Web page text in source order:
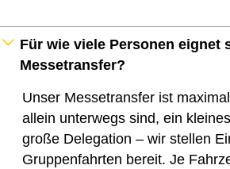
Für wie viele Personen eignet
Messetransfer?
Unser Messetransfer ist
allein unterwegs sind, ein
große Delegation – wir stellen
Gruppenfahrten bereit. Je